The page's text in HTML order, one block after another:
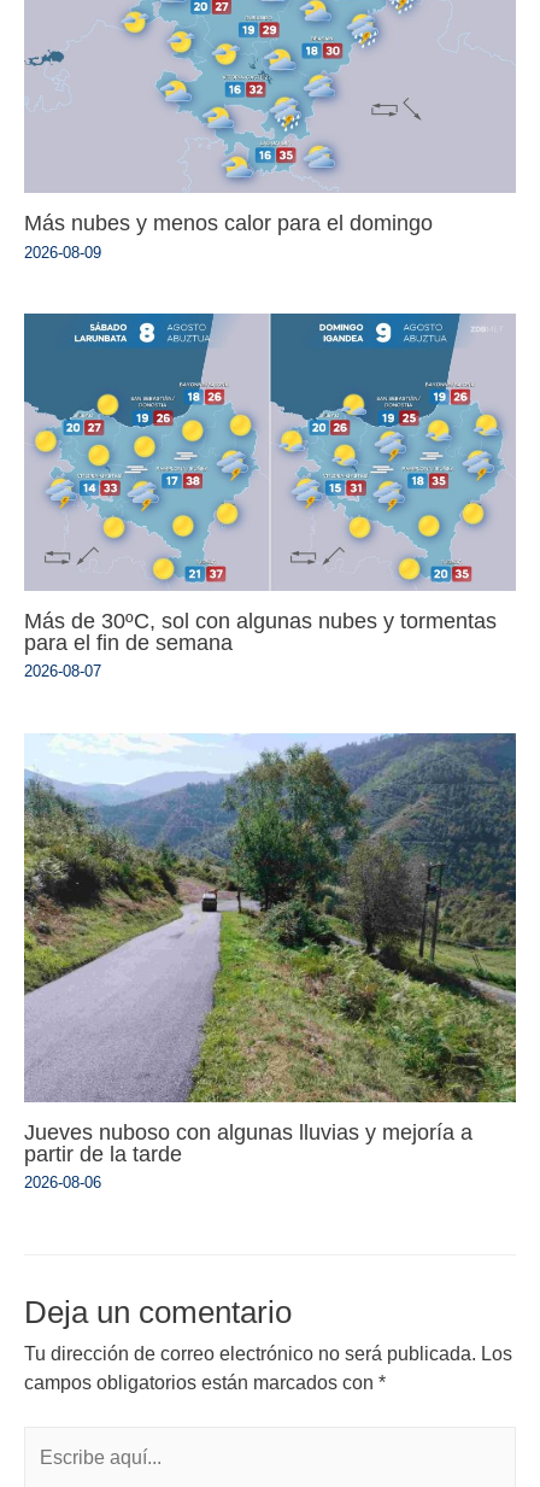
Más nubes y menos calor para el domingo
2026-08-09
Más de 30ºC, sol con algunas nubes y tormentas
para el fin de semana
2026-08-07
Jueves nuboso con algunas lluvias y mejoría a
partir de la tarde
2026-08-06
Deja un comentario
Tu dirección de correo electrónico no será publicada. Los
campos obligatorios están marcados con *